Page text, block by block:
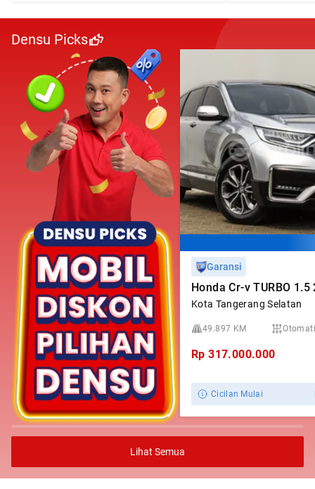
Densu Picks
Garansi
Honda Cr-v TURBO 1.5
Kota Tangerang Selatan
49.897 KM
Rp317.000.000
Cicilan Mulai
Lihat Semua